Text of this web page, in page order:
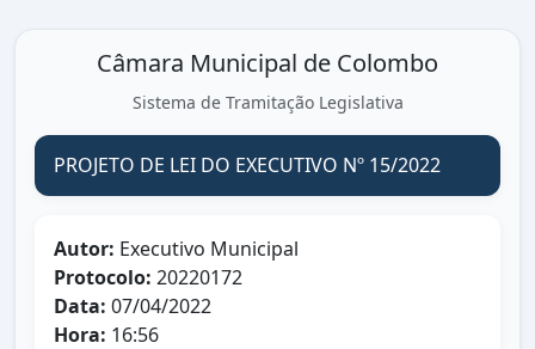
Câmara Municipal de Colombo
Sistema de Tramitação Legislativa
PROJETO DE LEI DO EXECUTIVO Nº 15/2022
Autor: Executivo Municipal
Protocolo: 20220172
Data: 07/04/2022
Hora: 16:56